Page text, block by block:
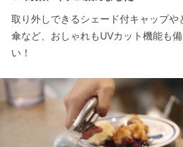
取り外しできるシェード付キャップや
傘など、おしゃれもUVカット機能も
い！